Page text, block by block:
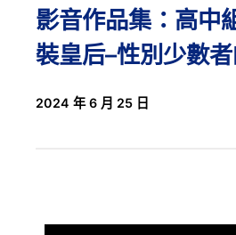
影音作品集：高中
裝皇后–性別少數
2024 年 6 月 25 日